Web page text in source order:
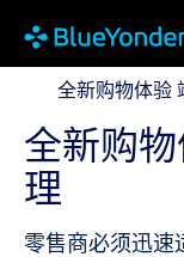
全新购物体验 端到
全新购物体验
全新购
理
零售商必须迅速